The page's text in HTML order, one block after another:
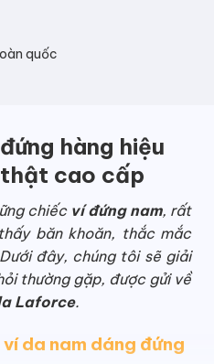
quốc
hàng hiệu
cao cấp
chiếc ví đứng nam, rất
băn khoăn, thắc mắc
đây, chúng tôi sẽ giải
thường gặp, được gửi về
Laforce.
da nam dáng đứng